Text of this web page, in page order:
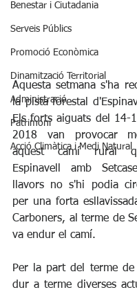
Benestar i Ciutadania
Serveis Públics
Promoció Econòmica
Dinamització Territorial
Administració
Patrimoni
Acció Climàtica i Medi Natural
Aquesta setmana s'ha
la pista forestal
Els forts aiguats del 14-
2018 van provocar
aquest camí rural
Espinavell amb
llavors no s'hi podia
per una forta
Carboners, al terme de
va endur el camí.
Per la part del terme
dur a terme diverses